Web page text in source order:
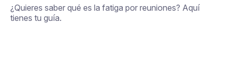
¿Quieres saber qué es la fatiga por reuniones? Aquí
tienes tu guía.